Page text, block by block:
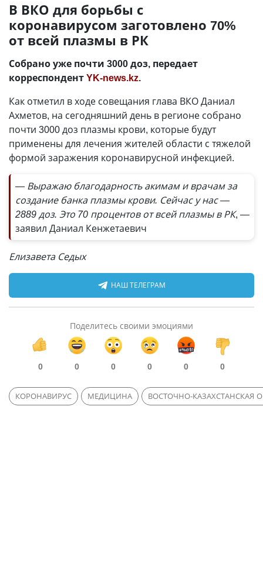
В ВКО для борьбы с
коронавирусом заготовлено 70%
от всей плазмы в РК
Собрано уже почти 3000 доз, передает
корреспондентYK-news.kz.
Как отметил в ходе совещания глава ВКО Даниал
Ахметов, на сегодняшний день в регионе собрано
почти 3000 доз плазмы крови, которые будут
применены для лечения жителей области с тяжелой
формой заражения коронавирусной инфекцией.
— Выражаю благодарность акимам и врачам за
создание банка плазмы крови. Сейчас у нас —
2889 доз. Это 70 процентов от всей плазмы в РК, —
заявил Даниал Кенжетаевич
Елизавета Седых
НАШ ТЕЛЕГРАМ
Поделитесь своими эмоциями
0 0 0 0 0 0
КОРОНАВИРУС МЕДИЦИНА ВОСТОЧНО-КАЗАХСТАНСКАЯ